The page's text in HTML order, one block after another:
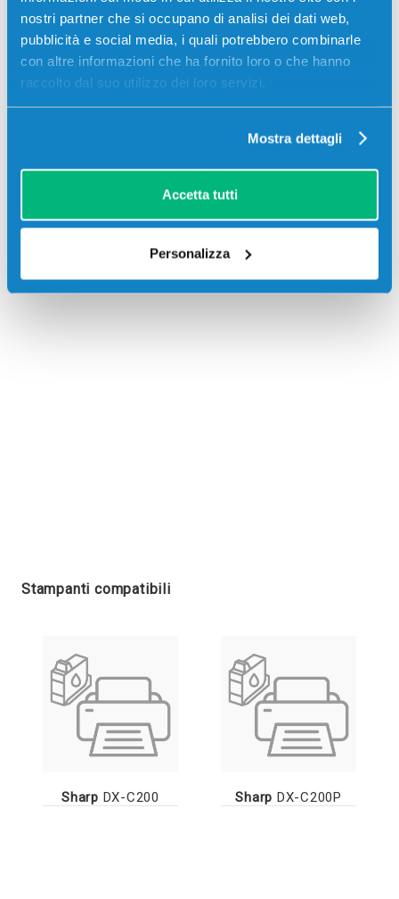
nostri partner che si occupano di analisi dei dati web,
pubblicità e social media, i quali potrebbero combinarle
con altre informazioni che ha fornito loro o che hanno
raccolto dal suo utilizzo dei loro servizi.
Mostra dettagli
Accetta tutti
Personalizza
Descrizione
Toner Sharp DXC20TM originale MAGENTA 6000
pagine per Stampanti: Sharp DX-C200, Sharp DX-
C200P
Stampanti compatibili
Sharp DX-C200 Sharp DX-C200P